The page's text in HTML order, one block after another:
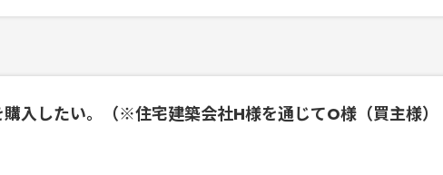
入したい。（※住宅建築会社H様を通じてO様（買主様）